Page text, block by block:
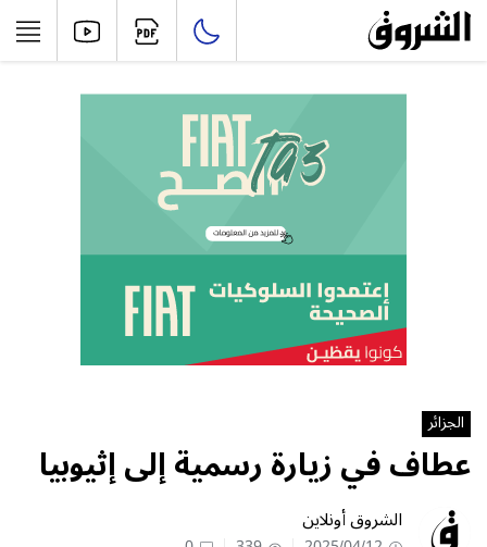
الجزائر
عطاف في زيارة رسمية إلى إثيوبيا
الشروق أونلاين